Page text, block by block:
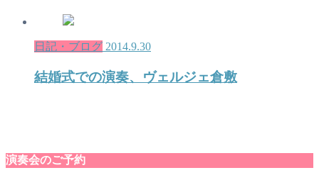
日記・ブログ 2014.9.30
結婚式での演奏、ヴェルジェ倉敷
演奏会のご予約